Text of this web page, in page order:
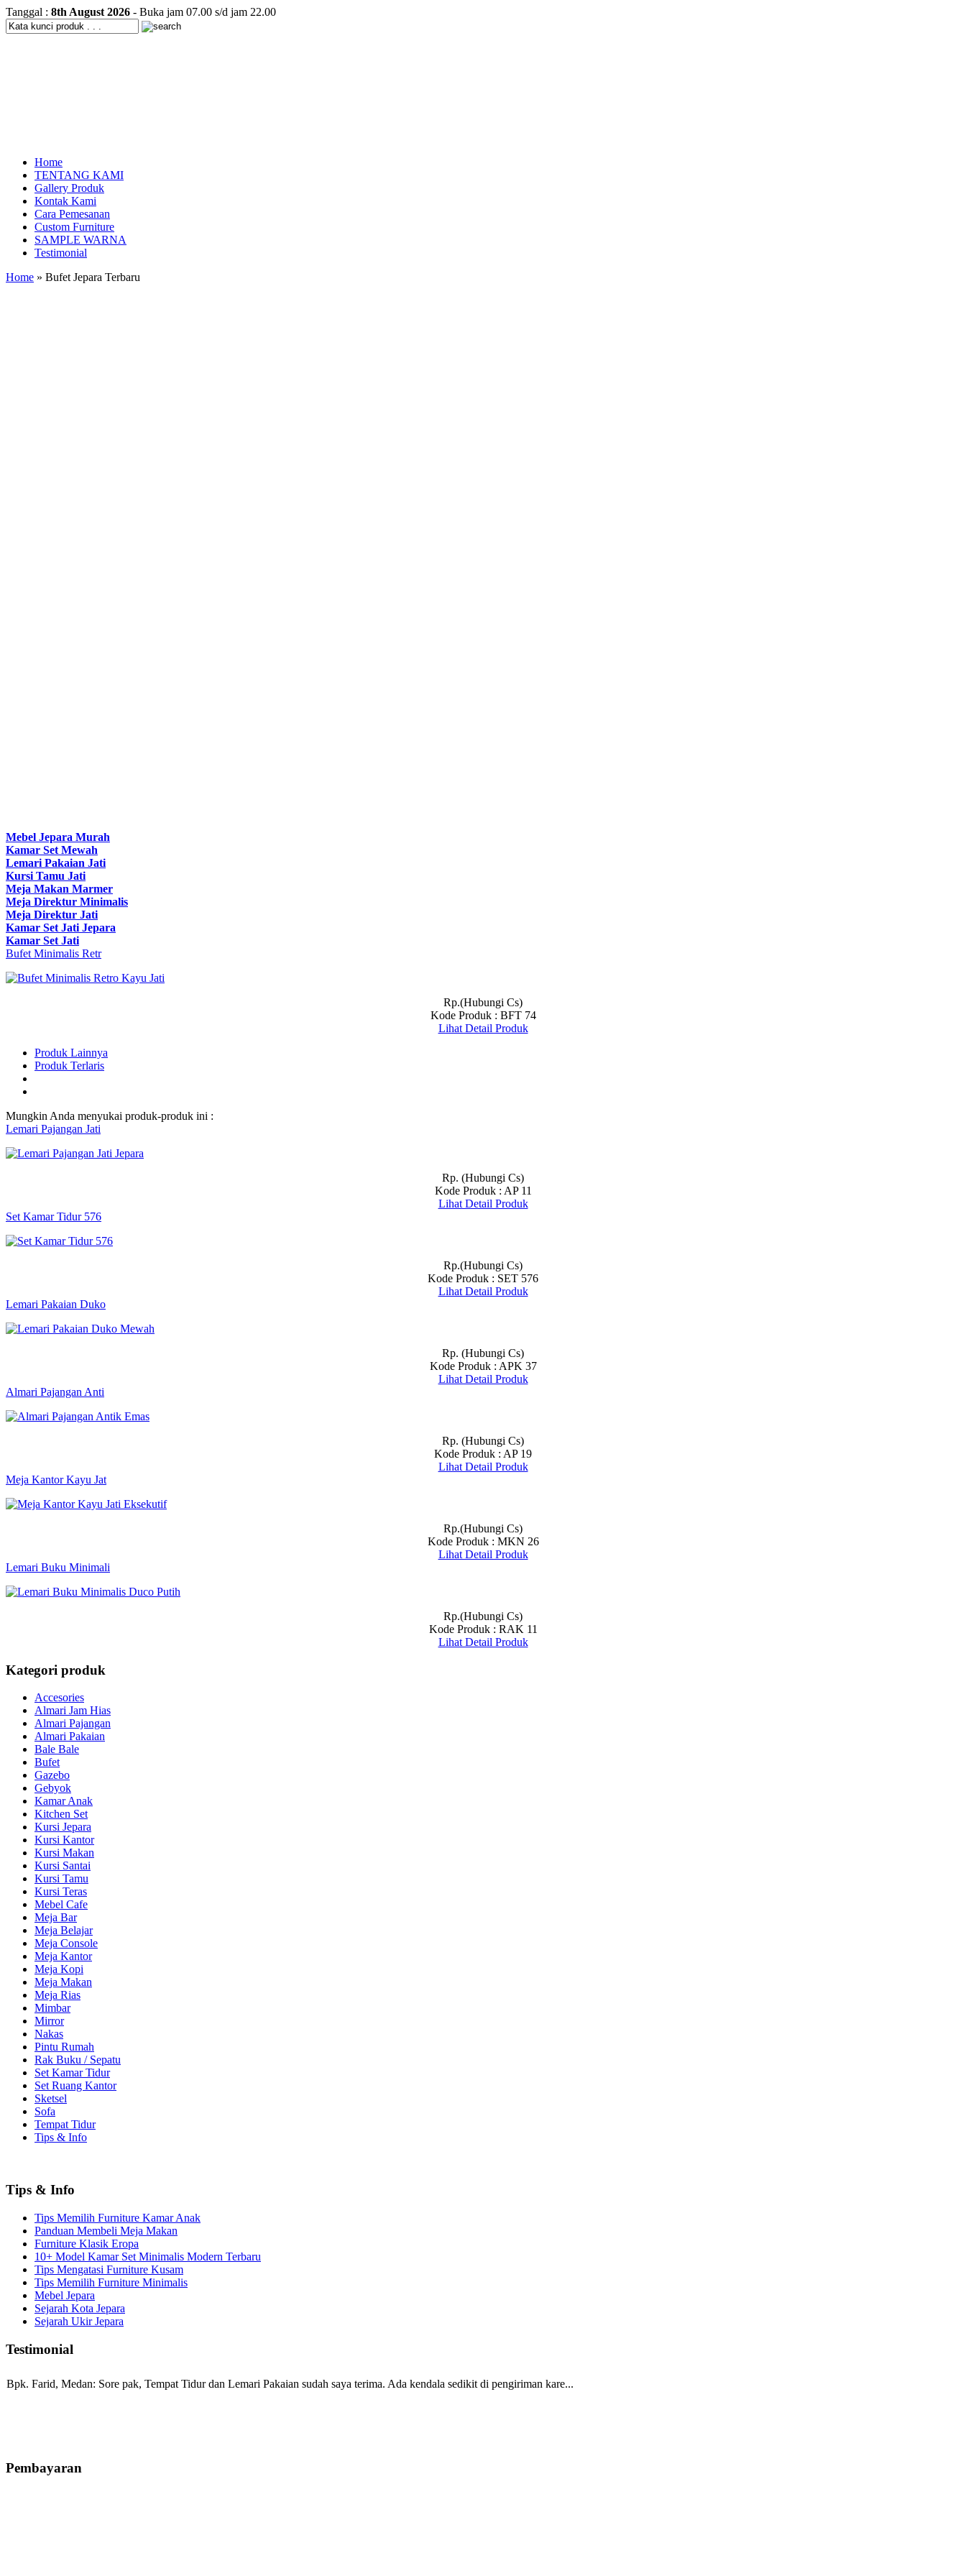
Tanggal : 8th August 2026 - Buka jam 07.00 s/d jam 22.00
Home
TENTANG KAMI
Gallery Produk
Kontak Kami
Cara Pemesanan
Custom Furniture
SAMPLE WARNA
Testimonial
Home » Bufet Jepara Terbaru
Mebel Jepara Murah
Kamar Set Mewah
Lemari Pakaian Jati
Kursi Tamu Jati
Meja Makan Marmer
Meja Direktur Minimalis
Meja Direktur Jati
Kamar Set Jati Jepara
Kamar Set Jati
Bufet Minimalis Retr
Rp.(Hubungi Cs)
Kode Produk : BFT 74
Lihat Detail Produk
Produk Lainnya
Produk Terlaris
Mungkin Anda menyukai produk-produk ini :
Lemari Pajangan Jati
Rp. (Hubungi Cs)
Kode Produk : AP 11
Lihat Detail Produk
Set Kamar Tidur 576
Rp.(Hubungi Cs)
Kode Produk : SET 576
Lihat Detail Produk
Lemari Pakaian Duko
Rp. (Hubungi Cs)
Kode Produk : APK 37
Lihat Detail Produk
Almari Pajangan Anti
Rp. (Hubungi Cs)
Kode Produk : AP 19
Lihat Detail Produk
Meja Kantor Kayu Jat
Rp.(Hubungi Cs)
Kode Produk : MKN 26
Lihat Detail Produk
Lemari Buku Minimali
Rp.(Hubungi Cs)
Kode Produk : RAK 11
Lihat Detail Produk
Kategori produk
Accesories
Almari Jam Hias
Almari Pajangan
Almari Pakaian
Bale Bale
Bufet
Gazebo
Gebyok
Kamar Anak
Kitchen Set
Kursi Jepara
Kursi Kantor
Kursi Makan
Kursi Santai
Kursi Tamu
Kursi Teras
Mebel Cafe
Meja Bar
Meja Belajar
Meja Console
Meja Kantor
Meja Kopi
Meja Makan
Meja Rias
Mimbar
Mirror
Nakas
Pintu Rumah
Rak Buku / Sepatu
Set Kamar Tidur
Set Ruang Kantor
Sketsel
Sofa
Tempat Tidur
Tips & Info
Tips & Info
Tips Memilih Furniture Kamar Anak
Panduan Membeli Meja Makan
Furniture Klasik Eropa
10+ Model Kamar Set Minimalis Modern Terbaru
Tips Mengatasi Furniture Kusam
Tips Memilih Furniture Minimalis
Mebel Jepara
Sejarah Kota Jepara
Sejarah Ukir Jepara
Testimonial
Bpk. Farid, Medan: Sore pak, Tempat Tidur dan Lemari Pakaian sudah saya terima. Ada kendala sedikit di pengiriman kare...
Pembayaran